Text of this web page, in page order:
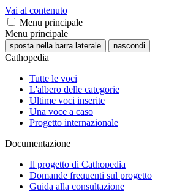
Vai al contenuto
Menu principale
Menu principale
sposta nella barra laterale nascondi
Cathopedia
Tutte le voci
L'albero delle categorie
Ultime voci inserite
Una voce a caso
Progetto internazionale
Documentazione
Il progetto di Cathopedia
Domande frequenti sul progetto
Guida alla consultazione